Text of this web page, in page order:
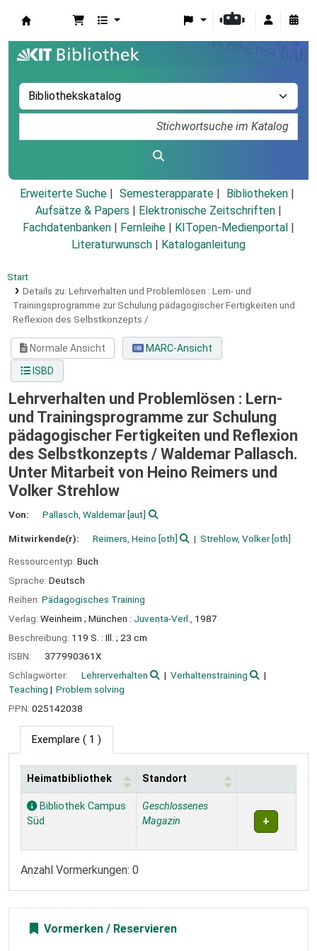
Erweiterte Suche Semesterapparate
Bibliotheken
Aufsätze & Papers
Elektronische Zeitschriften
Fachdatenbanken
Fernleihe KITopen-Medienportal
Literaturwunsch
Kataloganleitung
Start
Details zu: Lehrverhalten und Problemlösen : Lern- und
Trainingsprogramme zur Schulung pädagogischer Fertigkeiten und
Reflexion des Selbstkonzepts /
Normale Ansicht
MARC-Ansicht
ISBD
Lehrverhalten und Problemlösen : Lern-
und Trainingsprogramme zur Schulung
pädagogischer Fertigkeiten und Reflexion
des Selbstkonzepts / Waldemar Pallasch.
Unter Mitarbeit von Heino Reimers und
Volker Strehlow
Von: Pallasch, Waldemar[aut]
Mitwirkende(r): Reimers, Heino [oth] Strehlow, Volker[oth]
Ressourcentyp: Buch
Sprache: Deutsch
Reihen: Pädagogisches Training
Verlag: Weinheim ; München : Juventa-Verl.,
1987
Beschreibung: 119 S. : Ill. ; 23 cm
ISBN:
377990361X
Schlagwörter:
Lehrerverhalten
Verhaltenstraining
Teaching
Problem solving
PPN: 025142038
Exemplare ( 1 )
Exemplare
Heimatbibliothek Standort
Bibliothek Campus
Süd
Geschlossenes
Magazin
Anzahl Vormerkungen: 0
Vormerken